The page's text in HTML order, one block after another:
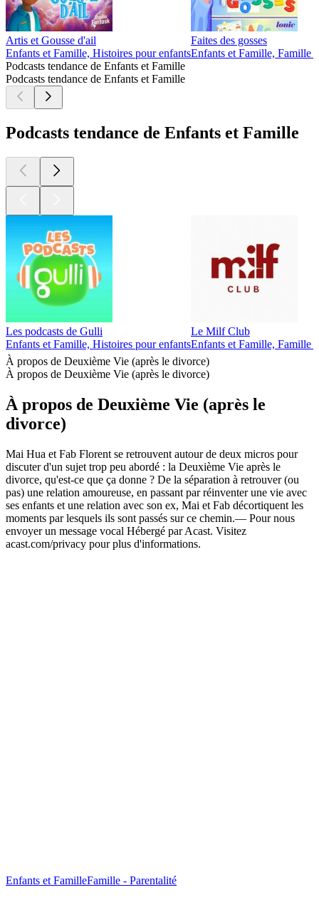
Artis et Gousse d'ail
Enfants et Famille, Histoires pour enfants
Faites des gosses
Enfants et Famille, Famille
Podcasts tendance de Enfants et Famille
Podcasts tendance de Enfants et Famille
Podcasts tendance de Enfants et Famille
Les podcasts de Gulli
Enfants et Famille, Histoires pour enfants
Le Milf Club
Enfants et Famille, Famille
À propos de Deuxième Vie (après le divorce)
À propos de Deuxième Vie (après le divorce)
À propos de Deuxième Vie (après le
divorce)
Mai Hua et Fab Florent se retrouvent autour de deux micros pour
discuter d'un sujet trop peu abordé : la Deuxième Vie après le
divorce, qu'est-ce que ça donne ? De la séparation à retrouver (ou
pas) une relation amoureuse, en passant par réinventer une vie avec
ses enfants et une relation avec son ex, Mai et Fab décortiquent les
moments par lesquels ils sont passés sur ce chemin.— Pour nous
envoyer un message vocal Hébergé par Acast. Visitez
acast.com/privacy pour plus d'informations.
Enfants et FamilleFamille - Parentalité